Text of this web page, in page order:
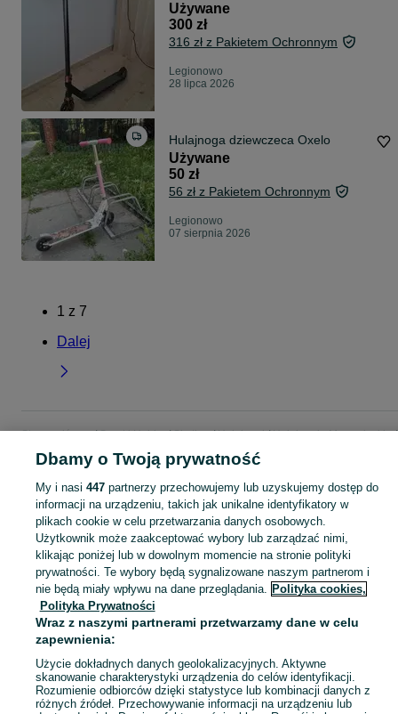
Używane
300 zł
316 zł z Pakietem Ochronnym
Legionowo
28 lipca 2026
Hulajnoga dziewczeca Oxelo
Używane
50 zł
56 zł z Pakietem Ochronnym
Legionowo
07 sierpnia 2026
1 z 7
Dalej
Strona główna Sport i Hobby Skating Hulajnogi
Hulajnogi - Mazowieckie
Hulajnogi - Legionowo
KATEGORIA
Sprzedaż hulajnóg Legionowo ▶️ Aktualne oferty nowe i używane ✅ Szeroki wybór produktów w atrakcyjnych cenach ✌ Przeglądaj ogłoszenia na OLX.pl! Zobacz
Mapa kategorii
Mapa miejscowości
Mapa ministron
Popularne wyszukiwania
Dbamy o Twoją prywatność
My i nasi 447partnerzy przechowujemy lub uzyskujemy dostęp do
informacji na urządzeniu, takich jak unikalne identyfikatory w
plikach cookie w celu przetwarzania danych osobowych.
Użytkownik może zaakceptować wybory lub zarządzać nimi,
klikając poniżej lub w dowolnym momencie na stronie polityki
prywatności. Te wybory będą sygnalizowane naszym partnerom i
nie będą miały wpływu na dane przeglądania. Polityka cookies,
Polityka Prywatności
Wraz z naszymi partnerami przetwarzamy dane w celu
zapewnienia:
Użycie dokładnych danych geolokalizacyjnych. Aktywne
skanowanie charakterystyki urządzenia do celów identyfikacji.
Rozumienie odbiorców dzięki statystyce lub kombinacji danych z
różnych źródeł. Przechowywanie informacji na urządzeniu lub